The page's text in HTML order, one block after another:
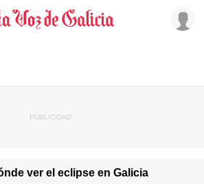
ver el eclipse en Galicia